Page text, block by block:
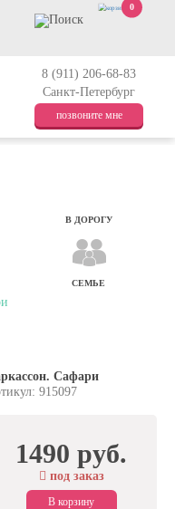
8 (911) 206-68-83
Санкт-Петербург
позвоните мне
0
В ДОРОГУ
СЕМЬЕ
Сафари
915097
1490 руб.
под заказ
В корзину